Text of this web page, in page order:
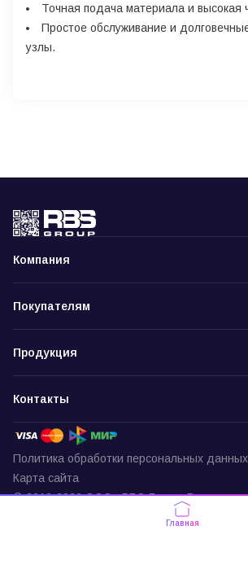
Точная подача материала и высокая
Простое обслуживание и
узлы.
Компания
Покупателям
Продукция
Контакты
Политика обработки персональных данных
Карта сайта
© 2016-2026 ООО «РБС-Групп» Все
Главная